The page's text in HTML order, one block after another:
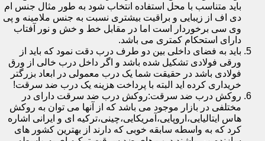
باید متناسب با محل استفاده انتخاب شود به طور مثال جنس ام
دی اف از زیبایی و براقیت بیشتری نسبت به جنس ملامینه و پی
وی سی برخوردار است اما در مقابل خط و خش و نور آفتاب
دارای استحکام کمتری می باشد.
باید به فضای داخلی بین دو طرف درب دقت نمود که باید از
ورقی فولادی تشکیل شده باشد و اگر داخل درب خالی از ورق
فولادی باشد در حقیقت شما یک درب معمولی در ابعاد بزرگتر
خریداری کرده اید البته با پرداخت هزینه یک درب ضد سرقت!
روکش درب ضد سرقت:روکش درب ضد سرقت دارای در
مختلفی در بازار موجود می باشد که از آنها می توان به روکش
هاس ایتالیایی،اروپایی،آمریکایی،چینی،ترکیه ای و ایرانی اشاره
کرد که به واسطه سابقه خوبی که دارند از بهترین کشور های